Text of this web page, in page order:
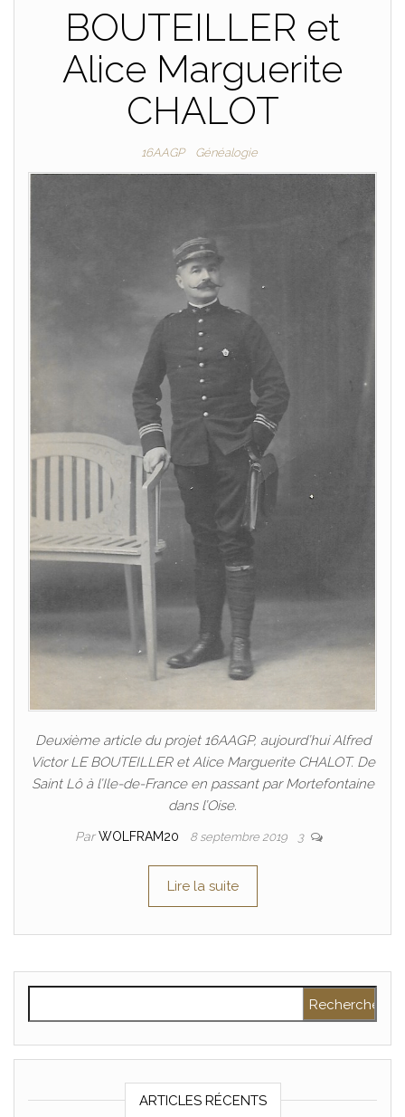
BOUTEILLER et
Alice Marguerite
CHALOT
16AAGP Généalogie
Deuxième article du projet 16AAGP, aujourd’hui Alfred
Victor LE BOUTEILLER et Alice Marguerite CHALOT. De
Saint Lô à l’Ile-de-France en passant par Mortefontaine
dans l’Oise.
ParWOLFRAM20 8 septembre 2019 3
Lire la suite
ARTICLES RÉCENTS